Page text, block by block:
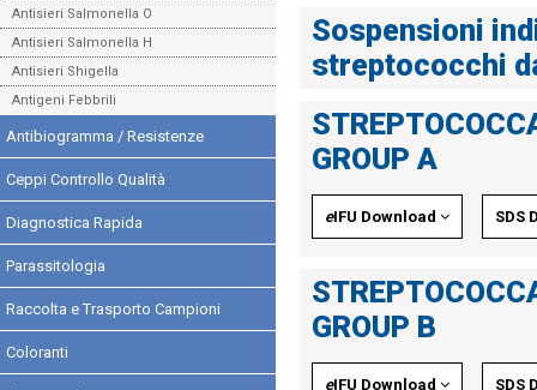
Antisieri Salmonella O
Antisieri Salmonella H
Antisieri Shigella
Antigeni Febbrili
Antibiogramma / Resistenze
Ceppi Controllo Qualità
Diagnostica Rapida
Parassitologia
Raccolta e Trasporto Campioni
Coloranti
Sospensioni
streptococchi
GROUP A
eIFU Download SDS
GROUP B
eIFU Download SDS